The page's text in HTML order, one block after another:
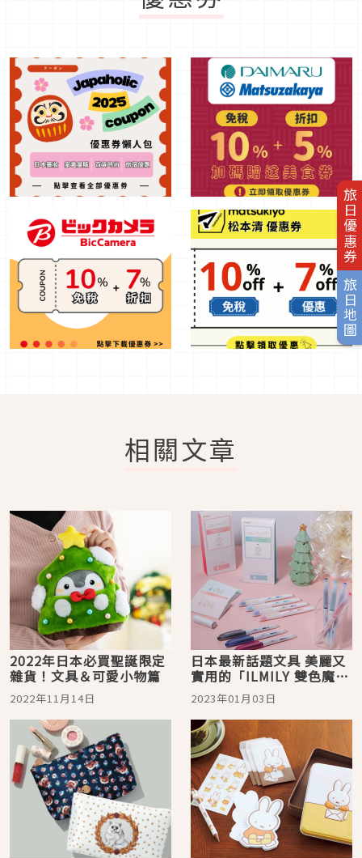
旅日優惠券
旅日地圖
相關文章
2022年日本必買聖誕限定
雜貨！文具＆可愛小物篇
2022年11月14日
日本最新話題文具 美麗又
實用的「ILMILY 雙色魔擦
筆Color two color」讓
你找回手寫的溫度
2023年01月03日